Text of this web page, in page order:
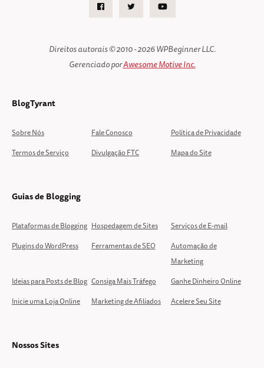
FacebookTwitter Youtube
Direitos autorais © 2010 - 2026 WPBeginner LLC.
Gerenciado porAwesome Motive Inc.
BlogTyrant
Sobre Nós Fale Conosco
Política de Privacidade
Termos de Serviço
Divulgação FTC Mapa do Site
Guias de Blogging
Plataformas de Blogging Hospedagem de Sites
Serviços de E-mail
Plugins do WordPress
Ferramentas de SEO
Automação de
Marketing
Ideias para Posts de Blog Consiga Mais Tráfego
Ganhe Dinheiro Online
Inicie uma Loja Online
Marketing de Afiliados Acelere Seu Site
Nossos Sites